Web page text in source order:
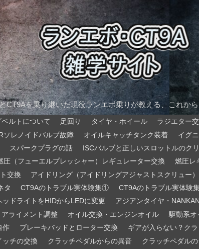
を乗り継いだ現役ランエボ乗りが教える、これか
ルトについて 足回り タイヤ・ホイール ラジエター
ソレノイドバルブ故障 オイルキャッチタンク装着
イグ
スパークプラグの話 ISCバルブと正しいスロットルのク
圧（フューエルプレッシャー）レギュレーター交換 燃圧レ
交換
アイドリング（アイドリングアジャストスクリュー
タ
CT9Aのトラブル実体験集① CT9Aのトラブル実体験
ッドライトをHIDからLEDに変更
アジアンタイヤ・
アライメント調整 オイル交換・エンジンオイル 駆動系オ
作 ブレーキバッドとローター交換 ギアが入らない？クラ
ッチの交換 クラッチペダルからの異音
クラッチペダル